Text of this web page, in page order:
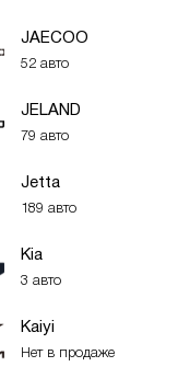
JAECOO
52 авто
JELAND
79 авто
Jetta
189 авто
Kia
3 авто
Kaiyi
Нет в продаже